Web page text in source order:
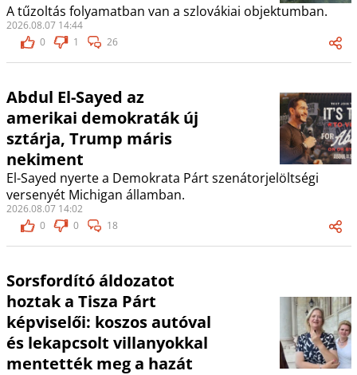
A tűzoltás folyamatban van a szlovákiai objektumban.
2026.08.07 14:44
0
1 26
Abdul El-Sayed az
amerikai demokraták új
sztárja, Trump máris
nekiment
El-Sayed nyerte a Demokrata Párt szenátorjelöltségi
versenyét Michigan államban.
2026.08.07 14:02
0
0 18
Sorsfordító áldozatot
hoztak a Tisza Párt
képviselői: koszos autóval
és lekapcsolt villanyokkal
mentették meg a hazát